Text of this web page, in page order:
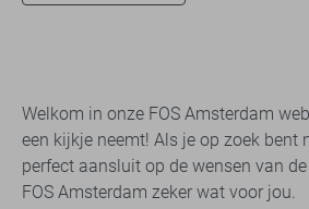
Welkom in onze FOS Amsterdam
een kijkje neemt! Als je op zoek bent
perfect aansluit op de wensen van
FOS Amsterdam zeker wat voor jou.